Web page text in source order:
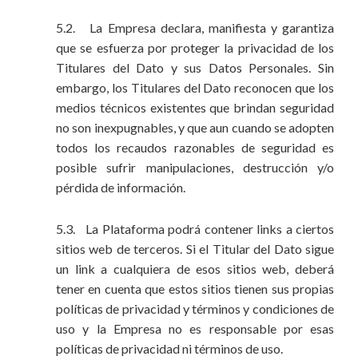
5.2. La Empresa declara, manifiesta y garantiza
que se esfuerza por proteger la privacidad de los
Titulares del Dato y sus Datos Personales. Sin
embargo, los Titulares del Dato reconocen que los
medios técnicos existentes que brindan seguridad
no son inexpugnables, y que aun cuando se adopten
todos los recaudos razonables de seguridad es
posible sufrir manipulaciones, destrucción y/o
pérdida de información.
5.3. La Plataforma podrá contener links a ciertos
sitios web de terceros. Si el Titular del Dato sigue
un link a cualquiera de esos sitios web, deberá
tener en cuenta que estos sitios tienen sus propias
políticas de privacidad y términos y condiciones de
uso y la Empresa no es responsable por esas
políticas de privacidad ni términos de uso.